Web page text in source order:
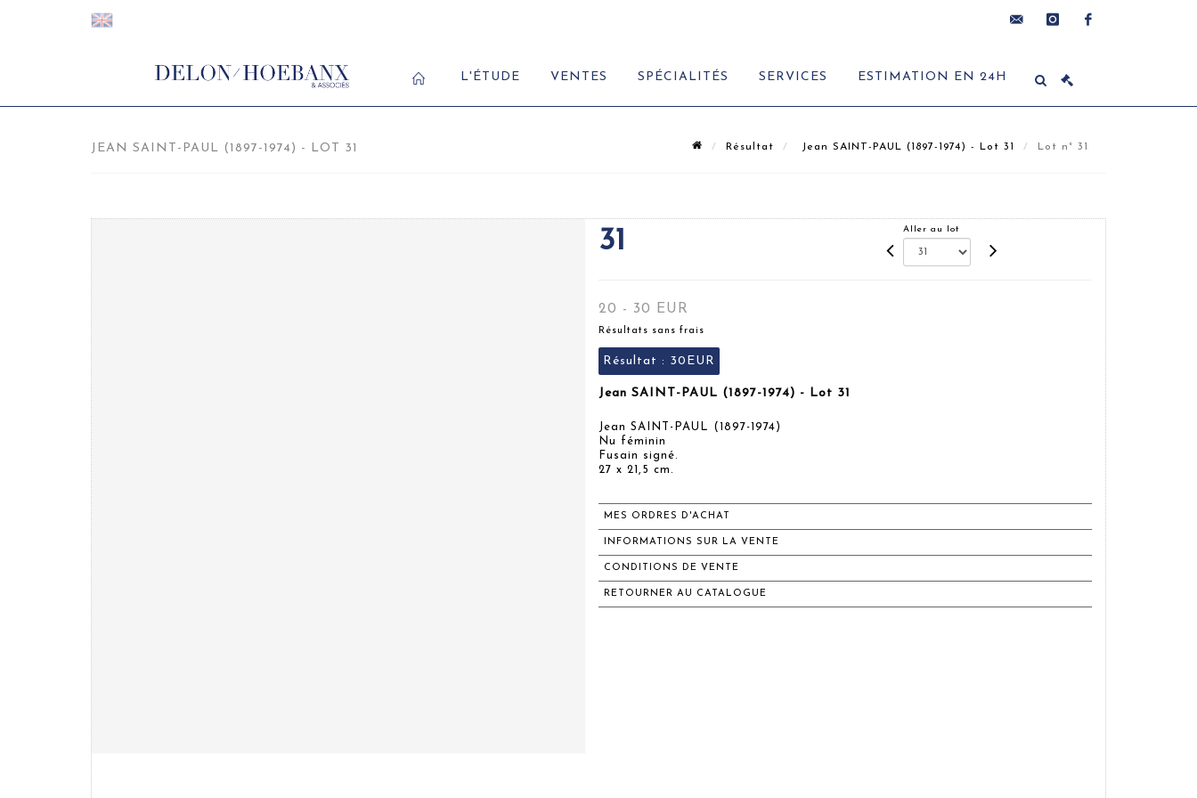
L'ÉTUDE VENTES SPÉCIALITÉS SERVICES ESTIMATION EN 24H
JEAN SAINT-PAUL (1897-1974) - LOT 31 Résultat Jean SAINT-PAUL (1897-1974) - Lot 31 Lot n° 31
31 Aller au lot
20 - 30 EUR
Résultats sans frais
Résultat : 30EUR
Jean SAINT-PAUL (1897-1974) - Lot 31
Jean SAINT-PAUL (1897-1974)
Nu féminin
Fusain signé.
27 x 21,5 cm.
MES ORDRES D'ACHAT
INFORMATIONS SUR LA VENTE
CONDITIONS DE VENTE
RETOURNER AU CATALOGUE